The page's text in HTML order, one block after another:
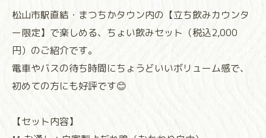
松山市駅直結・まつちかタウン内の【立ち飲みカウンタ
ー限定】で楽しめる、ちょい飲みセット（税込2,000
円）のご紹介です。
電車やバスの待ち時間にちょうどいいボリューム感で、
初めての方にも好評です😊
【セット内容】